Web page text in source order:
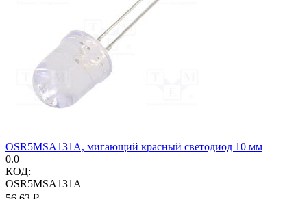
OSR5MSA131A, мигающий красный светодиод 10 мм
0.0
КОД:
OSR5MSA131A